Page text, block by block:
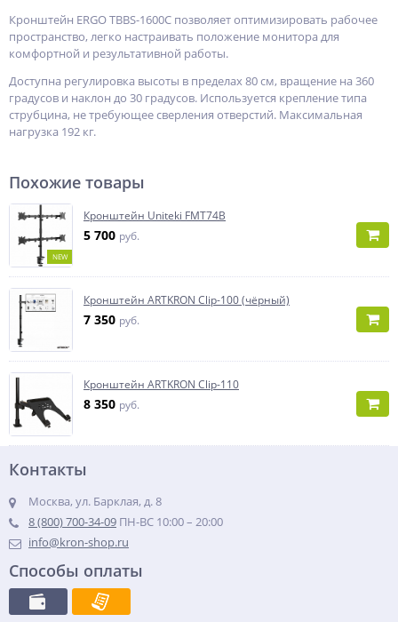
Кронштейн ERGO TBBS-1600C позволяет оптимизировать рабочее
пространство, легко настраивать положение монитора для
комфортной и результативной работы.
Доступна регулировка высоты в пределах 80 см, вращение на 360
градусов и наклон до 30 градусов. Используется крепление типа
струбцина, не требующее сверления отверстий. Максимальная
нагрузка 192 кг.
Похожие товары
NEW
Кронштейн Uniteki FMT74B
5 700 руб.
Кронштейн ARTKRON Clip-100 (чёрный)
7 350 руб.
Кронштейн ARTKRON Clip-110
8 350 руб.
Контакты
Москва, ул. Барклая, д. 8
8 (800) 700-34-09 ПН-ВС 10:00 – 20:00
info@kron-shop.ru
Способы оплаты